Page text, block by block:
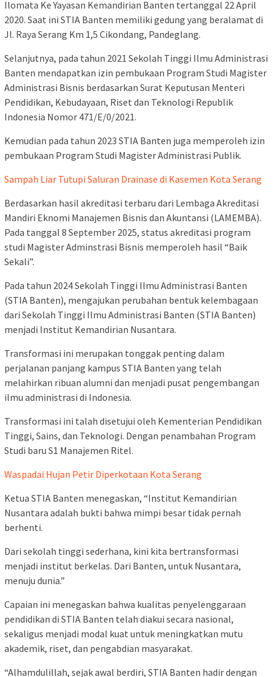
Ilomata Ke Yayasan Kemandirian Banten tertanggal 22 April
2020. Saat ini STIA Banten memiliki gedung yang beralamat di
Jl. Raya Serang Km 1,5 Cikondang, Pandeglang.
Selanjutnya, pada tahun 2021 Sekolah Tinggi Ilmu Administrasi
Banten mendapatkan izin pembukaan Program Studi Magister
Administrasi Bisnis berdasarkan Surat Keputusan Menteri
Pendidikan, Kebudayaan, Riset dan Teknologi Republik
Indonesia Nomor 471/E/0/2021.
Kemudian pada tahun 2023 STIA Banten juga memperoleh izin
pembukaan Program Studi Magister Administrasi Publik.
Sampah Liar Tutupi Saluran Drainase di Kasemen Kota Serang
Berdasarkan hasil akreditasi terbaru dari Lembaga Akreditasi
Mandiri Eknomi Manajemen Bisnis dan Akuntansi (LAMEMBA).
Pada tanggal 8 September 2025, status akreditasi program
studi Magister Adminstrasi Bisnis memperoleh hasil “Baik
Sekali”.
Pada tahun 2024 Sekolah Tinggi Ilmu Administrasi Banten
(STIA Banten), mengajukan perubahan bentuk kelembagaan
dari Sekolah Tinggi Ilmu Administrasi Banten (STIA Banten)
menjadi Institut Kemandirian Nusantara.
Transformasi ini merupakan tonggak penting dalam
perjalanan panjang kampus STIA Banten yang telah
melahirkan ribuan alumni dan menjadi pusat pengembangan
ilmu administrasi di Indonesia.
Transformasi ini talah disetujui oleh Kementerian Pendidikan
Tinggi, Sains, dan Teknologi. Dengan penambahan Program
Studi baru S1 Manajemen Ritel.
Waspadai Hujan Petir Diperkotaan Kota Serang
Ketua STIA Banten menegaskan, “Institut Kemandirian
Nusantara adalah bukti bahwa mimpi besar tidak pernah
berhenti.
Dari sekolah tinggi sederhana, kini kita bertransformasi
menjadi institut berkelas. Dari Banten, untuk Nusantara,
menuju dunia.”
Capaian ini menegaskan bahwa kualitas penyelenggaraan
pendidikan di STIA Banten telah diakui secara nasional,
sekaligus menjadi modal kuat untuk meningkatkan mutu
akademik, riset, dan pengabdian masyarakat.
“Alhamdulillah, sejak awal berdiri, STIA Banten hadir dengan